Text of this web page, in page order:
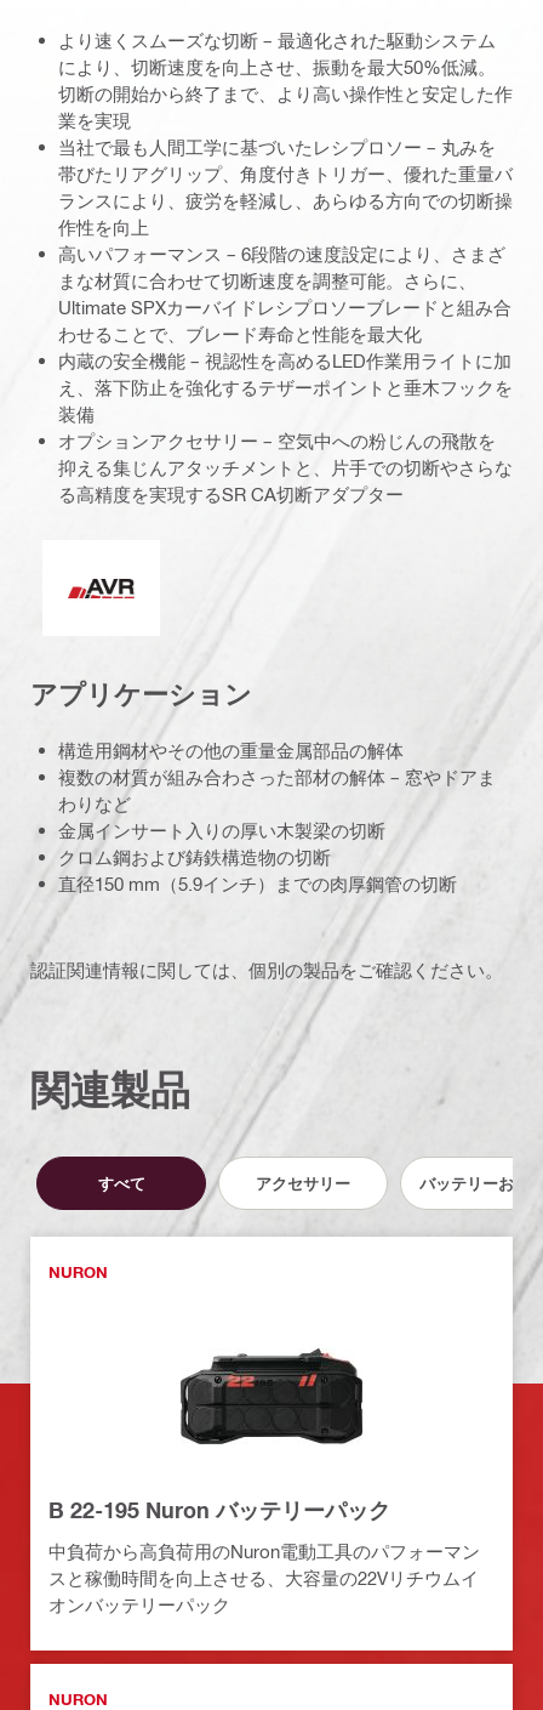
より速くスムーズな切断 – 最適化された駆動システム
により、切断速度を向上させ、振動を最大50%低減。
切断の開始から終了まで、より高い操作性と安定した作
業を実現
当社で最も人間工学に基づいたレシプロソー – 丸みを
帯びたリアグリップ、角度付きトリガー、優れた重量バ
ランスにより、疲労を軽減し、あらゆる方向での切断操
作性を向上
高いパフォーマンス – 6段階の速度設定により、さまざ
まな材質に合わせて切断速度を調整可能。さらに、
Ultimate SPXカーバイドレシプロソーブレードと組み合
わせることで、ブレード寿命と性能を最大化
内蔵の安全機能 – 視認性を高めるLED作業用ライトに加
え、落下防止を強化するテザーポイントと垂木フックを
装備
オプションアクセサリー – 空気中への粉じんの飛散を
抑える集じんアタッチメントと、片手での切断やさらな
る高精度を実現するSR CA切断アダプター
アプリケーション
構造用鋼材やその他の重量金属部品の解体
複数の材質が組み合わさった部材の解体 – 窓やドアま
わりなど
金属インサート入りの厚い木製梁の切断
クロム鋼および鋳鉄構造物の切断
直径150 mm（5.9インチ）までの肉厚鋼管の切断
認証関連情報に関しては、個別の製品をご確認ください。
関連製品
すべて アクセサリー バッテリーおよ
NURON
B 22-195 Nuron バッテリーパック
中負荷から高負荷用のNuron電動工具のパフォーマン
スと稼働時間を向上させる、大容量の22Vリチウムイ
オンバッテリーパック
NURON